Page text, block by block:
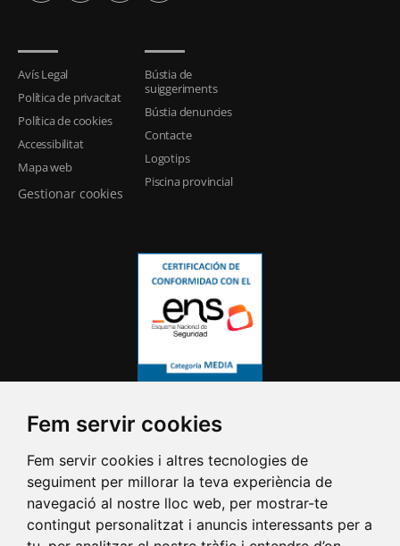
Fem servir cookies
Fem servir cookies i altres tecnologies de
seguiment per millorar la teva experiència de
navegació al nostre lloc web, per mostrar-te
contingut personalitzat i anuncis interessants per a
Avís Legal
Política de privacitat
Política de cookies
Accessibilitat
Mapa web
Gestionar cookies
Bústia de
suiggeriments
Bústia denuncies
Contacte
Logotips
Piscina provincial